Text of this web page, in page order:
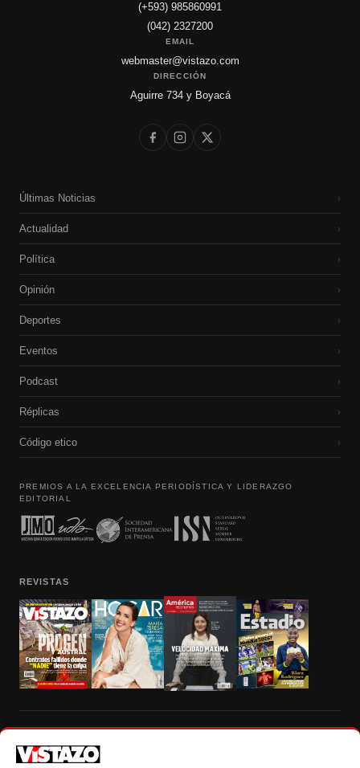
(+593) 985860991
(042) 2327200
EMAIL
webmaster@vistazo.com
DIRECCIÓN
Aguirre 734 y Boyacá
Últimas Noticias ›
Actualidad ›
Política ›
Opinión ›
Deportes ›
Eventos ›
Podcast ›
Réplicas ›
Código etico ›
PREMIOS A LA EXCELENCIA PERIODÍSTICA Y LIDERAZGO
EDITORIAL
REVISTAS
autorización escrita de su titular, de todos los contenidos de Vistazo.com.